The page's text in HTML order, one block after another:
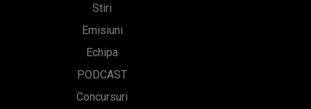
Stiri
Emisiuni
Echipa
PODCAST
Concursuri